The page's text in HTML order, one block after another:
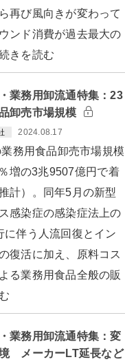
再び風向きが変わって
ンド消費が過去最大の
きを読む
業務用卸流通特集：23
卸売市場規模
2024.08.17
務用食品卸売市場規模
増の3兆9507億円で着
計）。同年5月の新型
感染症の感染症法上の
に伴う人流回復とイン
復活に加え、原料コス
る業務用食品全般の販
業務用卸流通特集：変
メーカーLT延長など